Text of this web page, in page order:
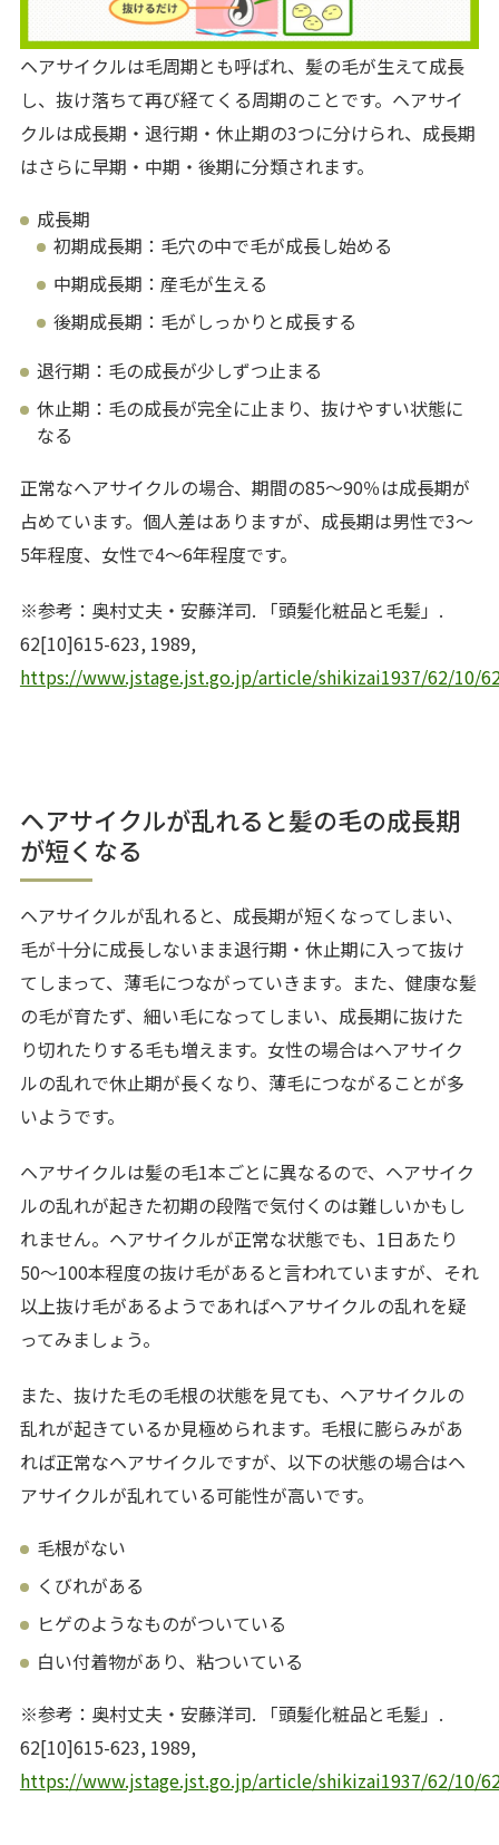
ヘアサイクルは毛周期とも呼ばれ、髪の毛が生えて成長
し、抜け落ちて再び経てくる周期のことです。ヘアサイ
クルは成長期・退行期・休止期の3つに分けられ、成長期
はさらに早期・中期・後期に分類されます。
成長期
初期成長期：毛穴の中で毛が成長し始める
中期成長期：産毛が生える
後期成長期：毛がしっかりと成長する
退行期：毛の成長が少しずつ止まる
休止期：毛の成長が完全に止まり、抜けやすい状態に
なる
正常なヘアサイクルの場合、期間の85〜90％は成長期が
占めています。個人差はありますが、成長期は男性で3〜
5年程度、女性で4〜6年程度です。
※参考：奥村丈夫・安藤洋司. 「頭髪化粧品と毛髪」.
62[10]615-623, 1989,
https://www.jstage.jst.go.jp/article/shikizai1937/62/10/
ヘアサイクルが乱れると髪の毛の成長期
が短くなる
ヘアサイクルが乱れると、成長期が短くなってしまい、
毛が十分に成長しないまま退行期・休止期に入って抜け
てしまって、薄毛につながっていきます。また、健康な髪
の毛が育たず、細い毛になってしまい、成長期に抜けた
り切れたりする毛も増えます。女性の場合はヘアサイク
ルの乱れで休止期が長くなり、薄毛につながることが多
いようです。
ヘアサイクルは髪の毛1本ごとに異なるので、ヘアサイク
ルの乱れが起きた初期の段階で気付くのは難しいかもし
れません。ヘアサイクルが正常な状態でも、1日あたり
50〜100本程度の抜け毛があると言われていますが、それ
以上抜け毛があるようであればヘアサイクルの乱れを疑
ってみましょう。
また、抜けた毛の毛根の状態を見ても、ヘアサイクルの
乱れが起きているか見極められます。毛根に膨らみがあ
れば正常なヘアサイクルですが、以下の状態の場合はヘ
アサイクルが乱れている可能性が高いです。
毛根がない
くびれがある
ヒゲのようなものがついている
白い付着物があり、粘ついている
※参考：奥村丈夫・安藤洋司. 「頭髪化粧品と毛髪」.
62[10]615-623, 1989,
https://www.jstage.jst.go.jp/article/shikizai1937/62/10/